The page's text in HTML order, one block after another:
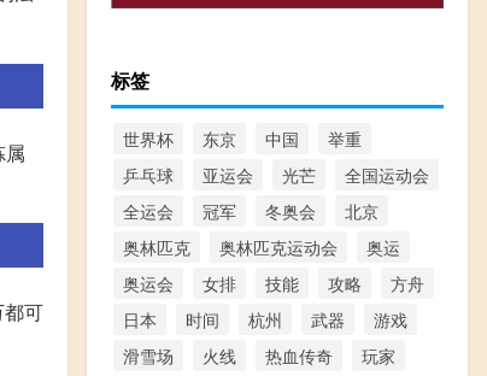
属
可
标签
世界杯 东京 中国
举重
乒乓球
亚运会 光芒
全国运动会
全运会
冠军 冬奥会
北京
奥林匹克
奥林匹克运动会
奥运
奥运会
女排 技能 攻略
方舟
日本
时间 杭州 武器
游戏
滑雪场
火线 热血传奇
玩家